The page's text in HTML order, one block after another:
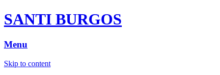
SANTI BURGOS
Menu
Skip to content